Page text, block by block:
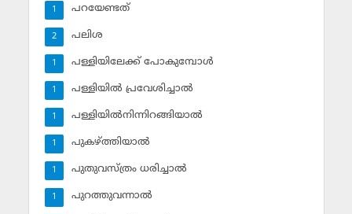
പറയേണ്ടത്
1
പലിശ
2
പള്ളിയിലേക്ക് പോകുമ്പോള്‍
1
പള്ളിയില്‍ പ്രവേശിച്ചാല്‍
1
പള്ളിയില്‍നിന്നിറങ്ങിയാല്‍
1
പുകഴ്ത്തിയാല്‍
1
പുതുവസ്ത്രം ധരിച്ചാല്‍
1
പുറത്തുവന്നാല്‍
1